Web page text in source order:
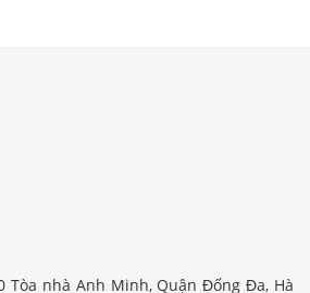
Tòa nhà Anh Minh, Quận Đống Đa, Hà